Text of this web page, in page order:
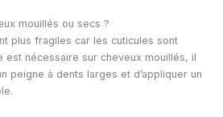
mouillés ou secs ?
plus fragiles car les cuticules sont
est nécessaire sur cheveux mouillés, il
peigne à dents larges et d’appliquer un